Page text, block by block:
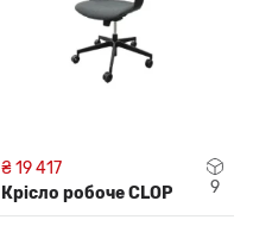
₴ 19 417
Крісло робоче CLOP
9